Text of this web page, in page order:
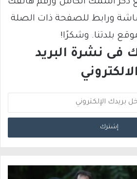
ورابط للصفحة ذات الصلة
بلدتنا. وشكرًا!
فى نشرة البريد
الالكتروني